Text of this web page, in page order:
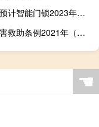
机构：预计智能门锁2023年出货量同比增长18.6%
自然灾害救助条例2021年（自然灾害救助条例）
☚